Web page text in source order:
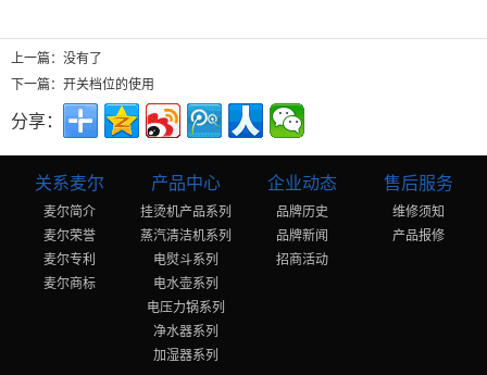
上一篇：没有了
下一篇： 开关档位的使用
分享：
关系麦尔
麦尔简介
麦尔荣誉
麦尔专利
麦尔商标
产品中心
挂烫机产品系列
蒸汽清洁机系列
电熨斗系列
电水壶系列
电压力锅系列
净水器系列
加湿器系列
企业动态
品牌历史
品牌新闻
招商活动
售后服务
维修须知
产品报修